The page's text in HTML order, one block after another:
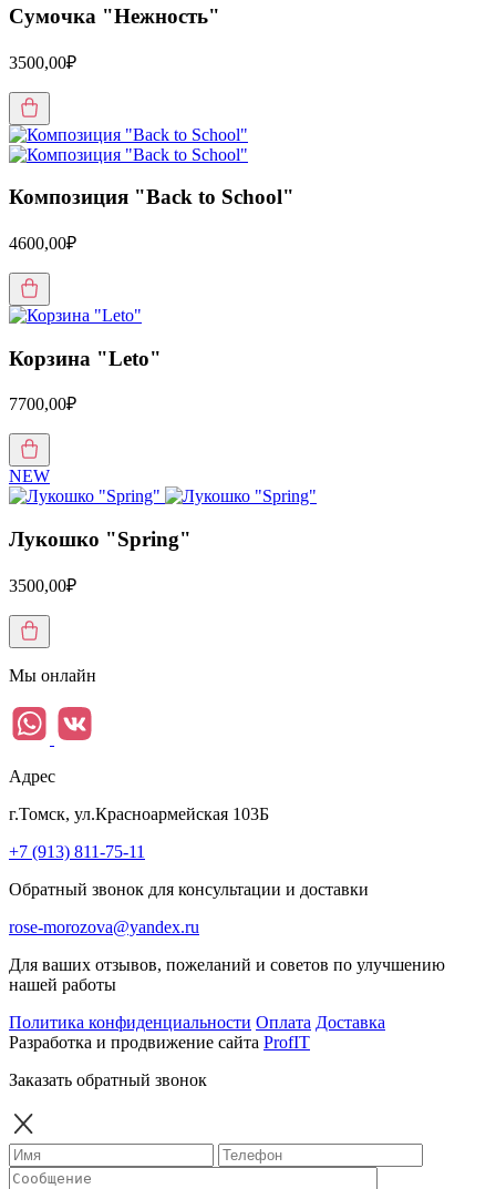
Сумочка "Нежность"
3500,00₽
Композиция "Back to School"
4600,00₽
Корзина "Leto"
7700,00₽
NEW
Лукошко "Spring"
3500,00₽
Мы онлайн
Адрес
г.Томск, ул.Красноармейская 103Б
+7 (913) 811-75-11
Обратный звонок для консультации и доставки
rose-morozova@yandex.ru
Для ваших отзывов, пожеланий и советов по улучшению
нашей работы
Политика конфиденциальности Оплата Доставка
Разработка и продвижение сайта ProfIT
Заказать обратный звонок